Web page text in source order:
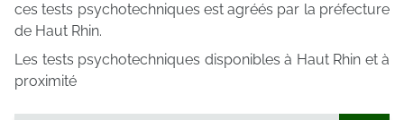
Médecins agréés pour le permis
Visite médicale test psychotechnique
ces tests psychotechniques est agréés par la préfecture
de Haut Rhin.
Les tests psychotechniques disponibles à Haut Rhin et à
proximité